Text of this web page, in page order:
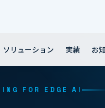
ソリューション 実績 お
FOR EDGE AI